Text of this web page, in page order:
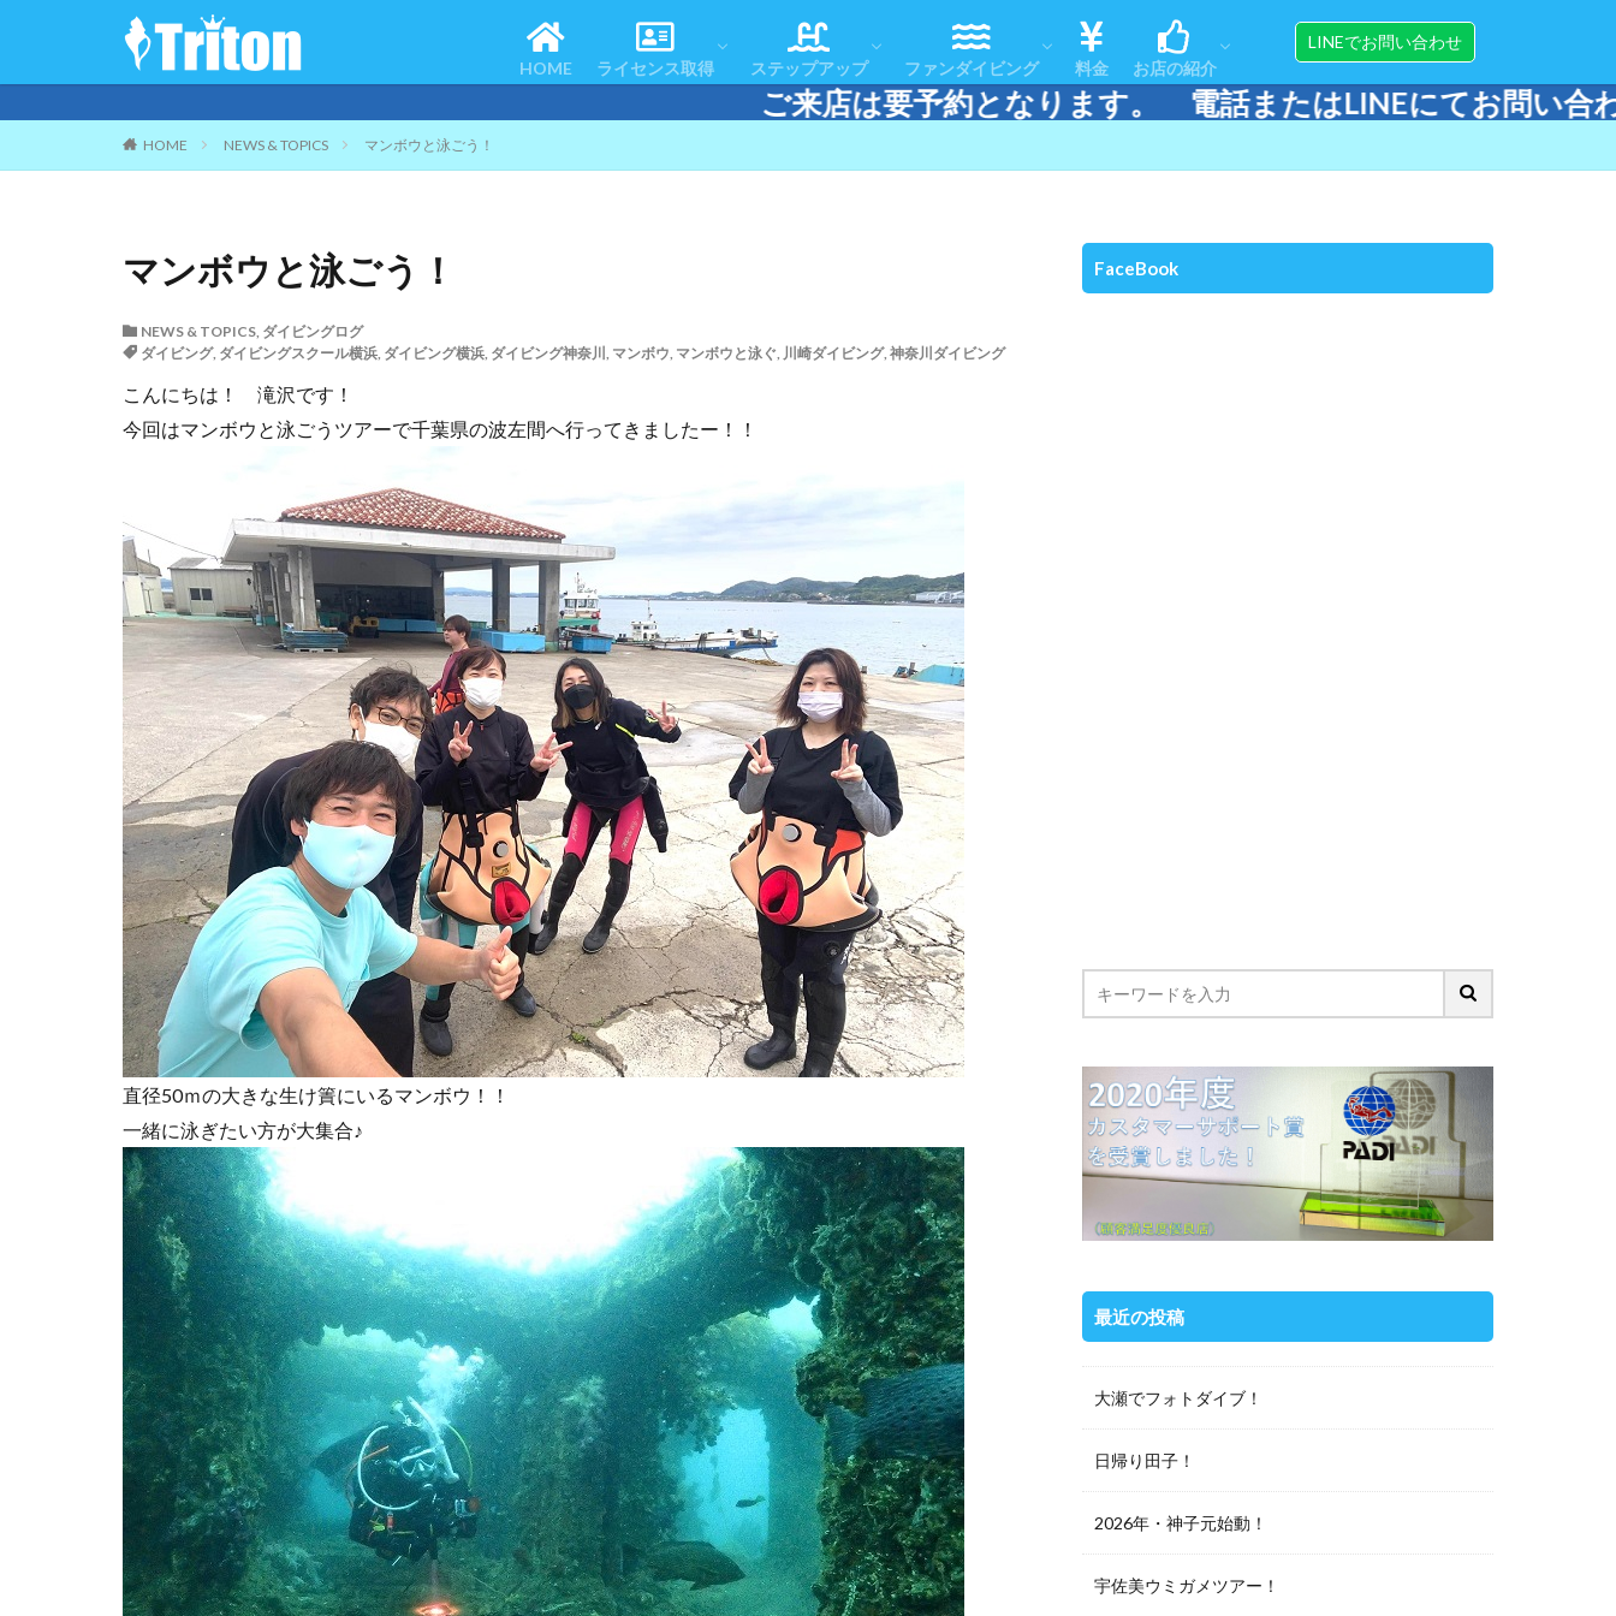
HOME ライセンス取得
スノーケリング＆スキンダイビング
ステップアップ
リフレッシュコース
アドバンスドOWコース
スペシャルティコース
レスキューダイバーコース
エマージェンシー・ファースト・レスポンス
マスタースクーバダイバー
ダイブマスターコース
テクニカルダイビング
ファンダイビング
おすすめツアー
アフターダイブ
ツアースケジュール
ダイビングエリアマップ
ダイビング・ログ
料金 お店の紹介
アクセス
スタッフ紹介
器材販売＆メンテナンス
LINEでお問い合わせ
ご来店は要予約となります。 電話またはLINEにてお問い合わせください。
HOME NEWS & TOPICS マンボウと泳ごう！
マンボウと泳ごう！
NEWS & TOPICS, ダイビングログ
ダイビング, ダイビングスクール横浜, ダイビング横浜, ダイビング神奈川 , マンボウ, マンボウと泳ぐ, 川崎ダイビング, 神奈川ダイビング
こんにちは！ 滝沢です！
今回はマンボウと泳ごうツアーで千葉県の波左間へ行ってきましたー！！
直径50ｍの大きな生け簀にいるマンボウ！！
一緒に泳ぎたい方が大集合♪
FaceBook
最近の投稿
大瀬でフォトダイブ！
日帰り田子！
2026年・神子元始動！
宇佐美ウミガメツアー！
コースの流れ
よくある質問
お客様の声
体験ダイビング
スノーケリング＆スキンダイビング
認定者一覧 リフレッシュコース
アドバンスドOWコース
スペシャルティコース
レスキューダイバーコース
エマージェンシー・ファースト・レスポンス
マスタースクーバダイバー
ダイブマスターコース
テクニカルダイビング おすすめツアー
アフターダイブ
ツアースケジュール
ダイビングエリアマップ
ダイビング・ログ アクセス
スタッフ紹介
器材販売＆メンテナンス